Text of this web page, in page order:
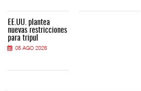
EE.UU. plantea
nuevas restricciones
para tripul
05 AGO 2026